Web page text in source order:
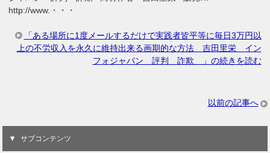
http://www.・・・
「ある場所に1度メールするだけで実践者皆平等に毎日3万円以
上の不労収入を永久に維持出来る画期的な方法 吉田里栄 イン
フォジャパン 評判 詐欺 」の続きを読む
以前の記事へ
サブコンテンツ